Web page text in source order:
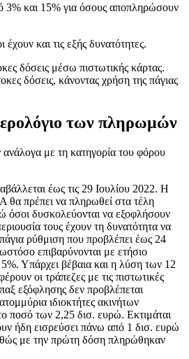
3% και 15% για όσους αποπληρώσουν
και τις εξής δυνατότητες.
δόσεις μέσω πιστωτικής κάρτας.
δόσεις, κάνοντας χρήση της πάγιας
των πληρωμών
με τη κατηγορία του φόρου
έως τις 29 Ιουλίου 2022. Η
θα πρέπει να πληρωθεί στα τέλη
όσοι δυσκολεύονται να εξοφλήσουν
τους έχουν τη δυνατότητα να
ρύθμιση που προβλέπει έως 24
ωστόσο επιβαρύνονται με ετήσιο
5%. Υπάρχει βέβαια και η λύση των 12
οι τράπεζες με τις πιστωτικές
εξόφλησης δεν προβλέπεται
ιδιοκτήτες ακινήτων
ποσό των 2,25 δισ. ευρώ. Εκτιμάται
ήδη εισρεύσει πάνω από 1 δισ. ευρώ
με την πρώτη δόση πληρώθηκαν